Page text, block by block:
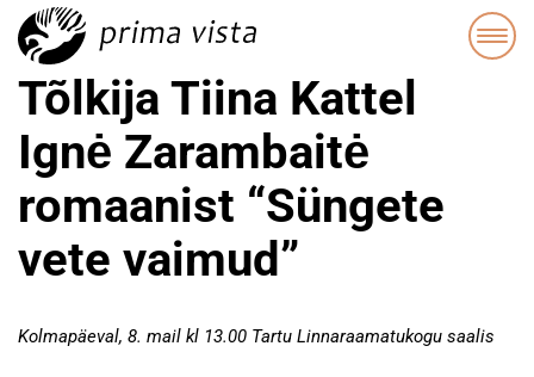
Tõlkija Tiina Kattel
Ignė Zarambaitė
romaanist “Süngete
vete vaimud”
Kolmapäeval, 8. mail kl 13.00 Tartu Linnaraamatukogu saalis